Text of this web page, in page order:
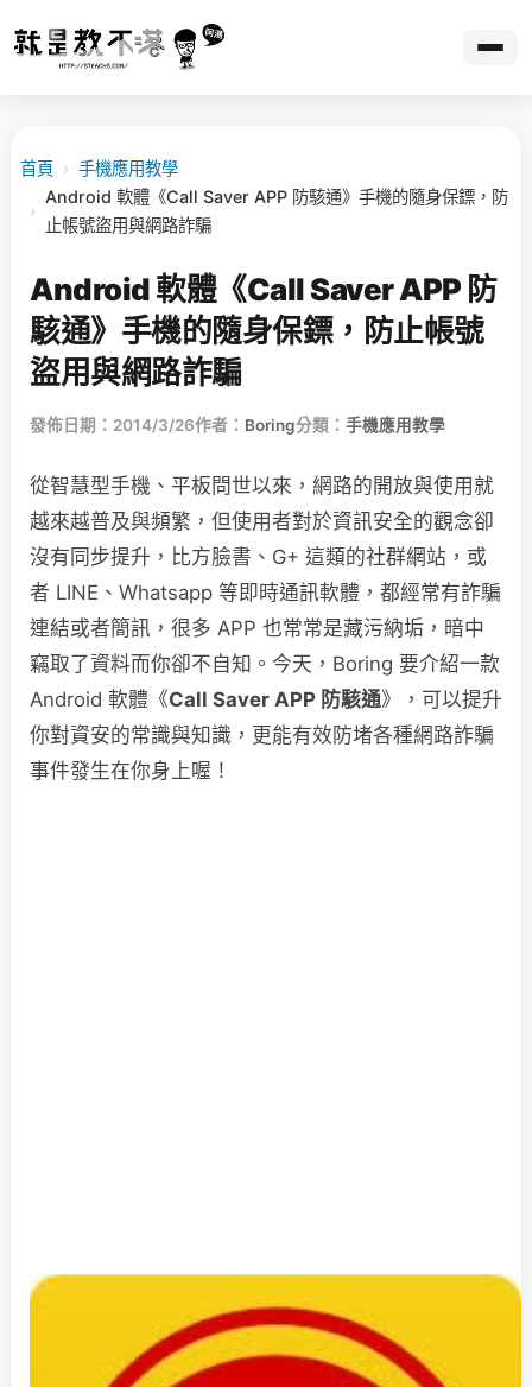
首頁 › 手機應用教學
›
Android 軟體《Call Saver APP 防駭通》手機的隨身保鏢，防
止帳號盜用與網路詐騙
Android 軟體《Call Saver APP 防
駭通》手機的隨身保鏢，防止帳號
盜用與網路詐騙
發佈日期：2014/3/26作者： Boring分類： 手機應用教學
從智慧型手機、平板問世以來，網路的開放與使用就
越來越普及與頻繁，但使用者對於資訊安全的觀念卻
沒有同步提升，比方臉書、G+ 這類的社群網站，或
者 LINE、Whatsapp 等即時通訊軟體，都經常有詐騙
連結或者簡訊，很多 APP 也常常是藏污納垢，暗中
竊取了資料而你卻不自知。今天，Boring 要介紹一款
Android 軟體《Call Saver APP 防駭通》，可以提升
你對資安的常識與知識，更能有效防堵各種網路詐騙
事件發生在你身上喔！